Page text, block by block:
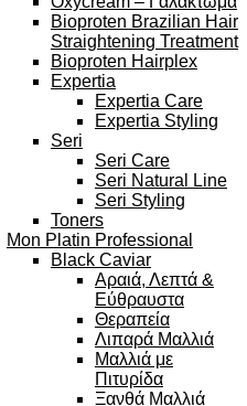
Bioproten Brazilian Hair
Straightening Treatment
Bioproten Hairplex
Expertia
Expertia Care
Expertia Styling
Seri
Seri Care
Seri Natural Line
Seri Styling
Toners
Mon Platin Professional
Black Caviar
Αραιά, Λεπτά &
Εύθραυστα
Θεραπεία
Λιπαρά Μαλλιά
Μαλλιά με
Πιτυρίδα
Ξανθά Μαλλιά